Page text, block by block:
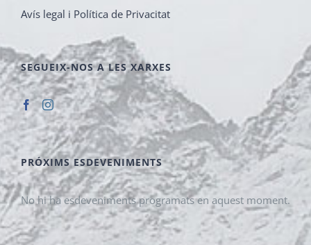
Avís legal i Política de Privacitat
SEGUEIX-NOS A LES XARXES
PRÓXIMS ESDEVENIMENTS
No hi ha esdeveniments programats en aquest moment.